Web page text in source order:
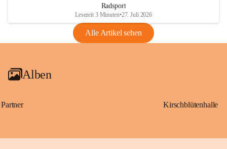
VBl. EU Nr. 18_2026
Radsport
Lesezeit 3 Minuten•27. Juli 2026
Alle Artikel sehen
Alben
Partner Kirschblütenhalle